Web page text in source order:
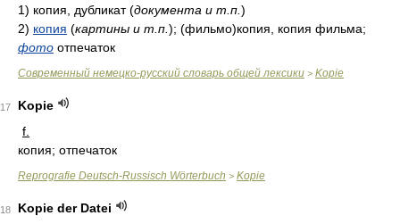
1) копия, дубликат(документа и т.п. )
2) копия (картины и т.п. ); (фильмо)копия, копия фильма;
фото отпечаток
Современный немецко-русский словарь общей лексики > Kopie
17
Kopie
f.
копия; отпечаток
Reprografie Deutsch-Russisch Wörterbuch > Kopie
18
Kopie der Datei